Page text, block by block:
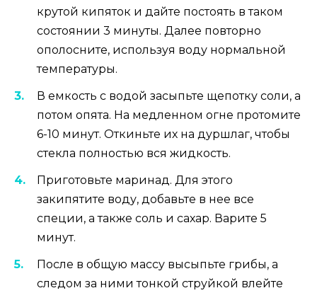
крутой кипяток и дайте постоять в таком
состоянии 3 минуты. Далее повторно
ополосните, используя воду нормальной
температуры.
В емкость с водой засыпьте щепотку соли, а
потом опята. На медленном огне протомите
6-10 минут. Откиньте их на дуршлаг, чтобы
стекла полностью вся жидкость.
Приготовьте маринад. Для этого
закипятите воду, добавьте в нее все
специи, а также соль и сахар. Варите 5
минут.
После в общую массу высыпьте грибы, а
следом за ними тонкой струйкой влейте